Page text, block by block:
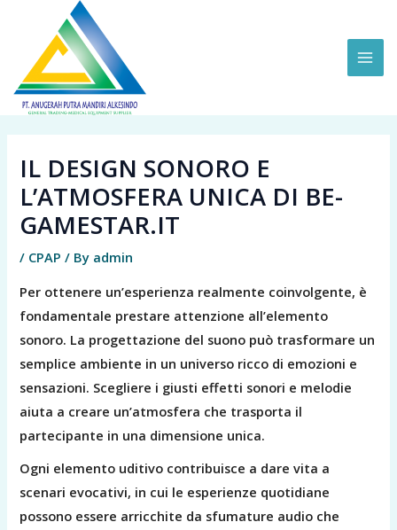
content
IL DESIGN SONORO E
L’ATMOSFERA UNICA DI BE-
GAMESTAR.IT
/ CPAP / By admin
Per ottenere un’esperienza realmente coinvolgente, è
fondamentale prestare attenzione all’elemento
sonoro. La progettazione del suono può trasformare un
semplice ambiente in un universo ricco di emozioni e
sensazioni. Scegliere i giusti effetti sonori e melodie
aiuta a creare un’atmosfera che trasporta il
partecipante in una dimensione unica.
Ogni elemento uditivo contribuisce a dare vita a
scenari evocativi, in cui le esperienze quotidiane
possono essere arricchite da sfumature audio che